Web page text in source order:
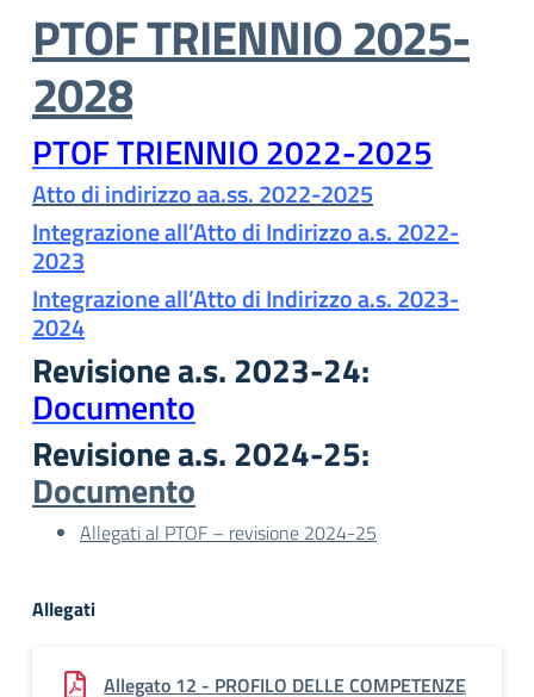
PTOF TRIENNIO 2025-
2028
PTOF TRIENNIO 2022-2025
Atto di indirizzo aa.ss. 2022-2025
Integrazione all’Atto di Indirizzo a.s. 2022-
2023
Integrazione all’Atto di Indirizzo a.s. 2023-
2024
Revisione a.s. 2023-24:
Documento
Revisione a.s. 2024-25:
Documento
Allegati al PTOF – revisione 2024-25
Allegati
Allegato 12 - PROFILO DELLE COMPETENZE